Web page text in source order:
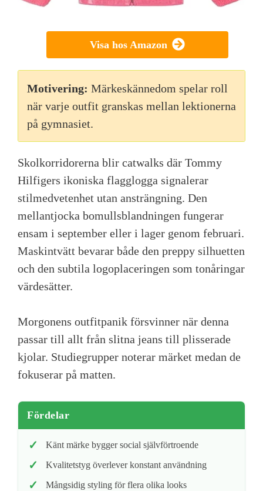
Visa hos Amazon
Motivering: Märkeskännedom spelar roll
när varje outfit granskas mellan lektionerna
på gymnasiet.
Skolkorridorerna blir catwalks där Tommy
Hilfigers ikoniska flagglogga signalerar
stilmedvetenhet utan ansträngning. Den
mellantjocka bomullsblandningen fungerar
ensam i september eller i lager genom februari.
Maskintvätt bevarar både den preppy silhuetten
och den subtila logoplaceringen som tonåringar
värdesätter.
Morgonens outfitpanik försvinner när denna
passar till allt från slitna jeans till plisserade
kjolar. Studiegrupper noterar märket medan de
fokuserar på matten.
Fördelar
Känt märke bygger social självförtroende
Kvalitetstyg överlever konstant användning
Mångsidig styling för flera olika looks